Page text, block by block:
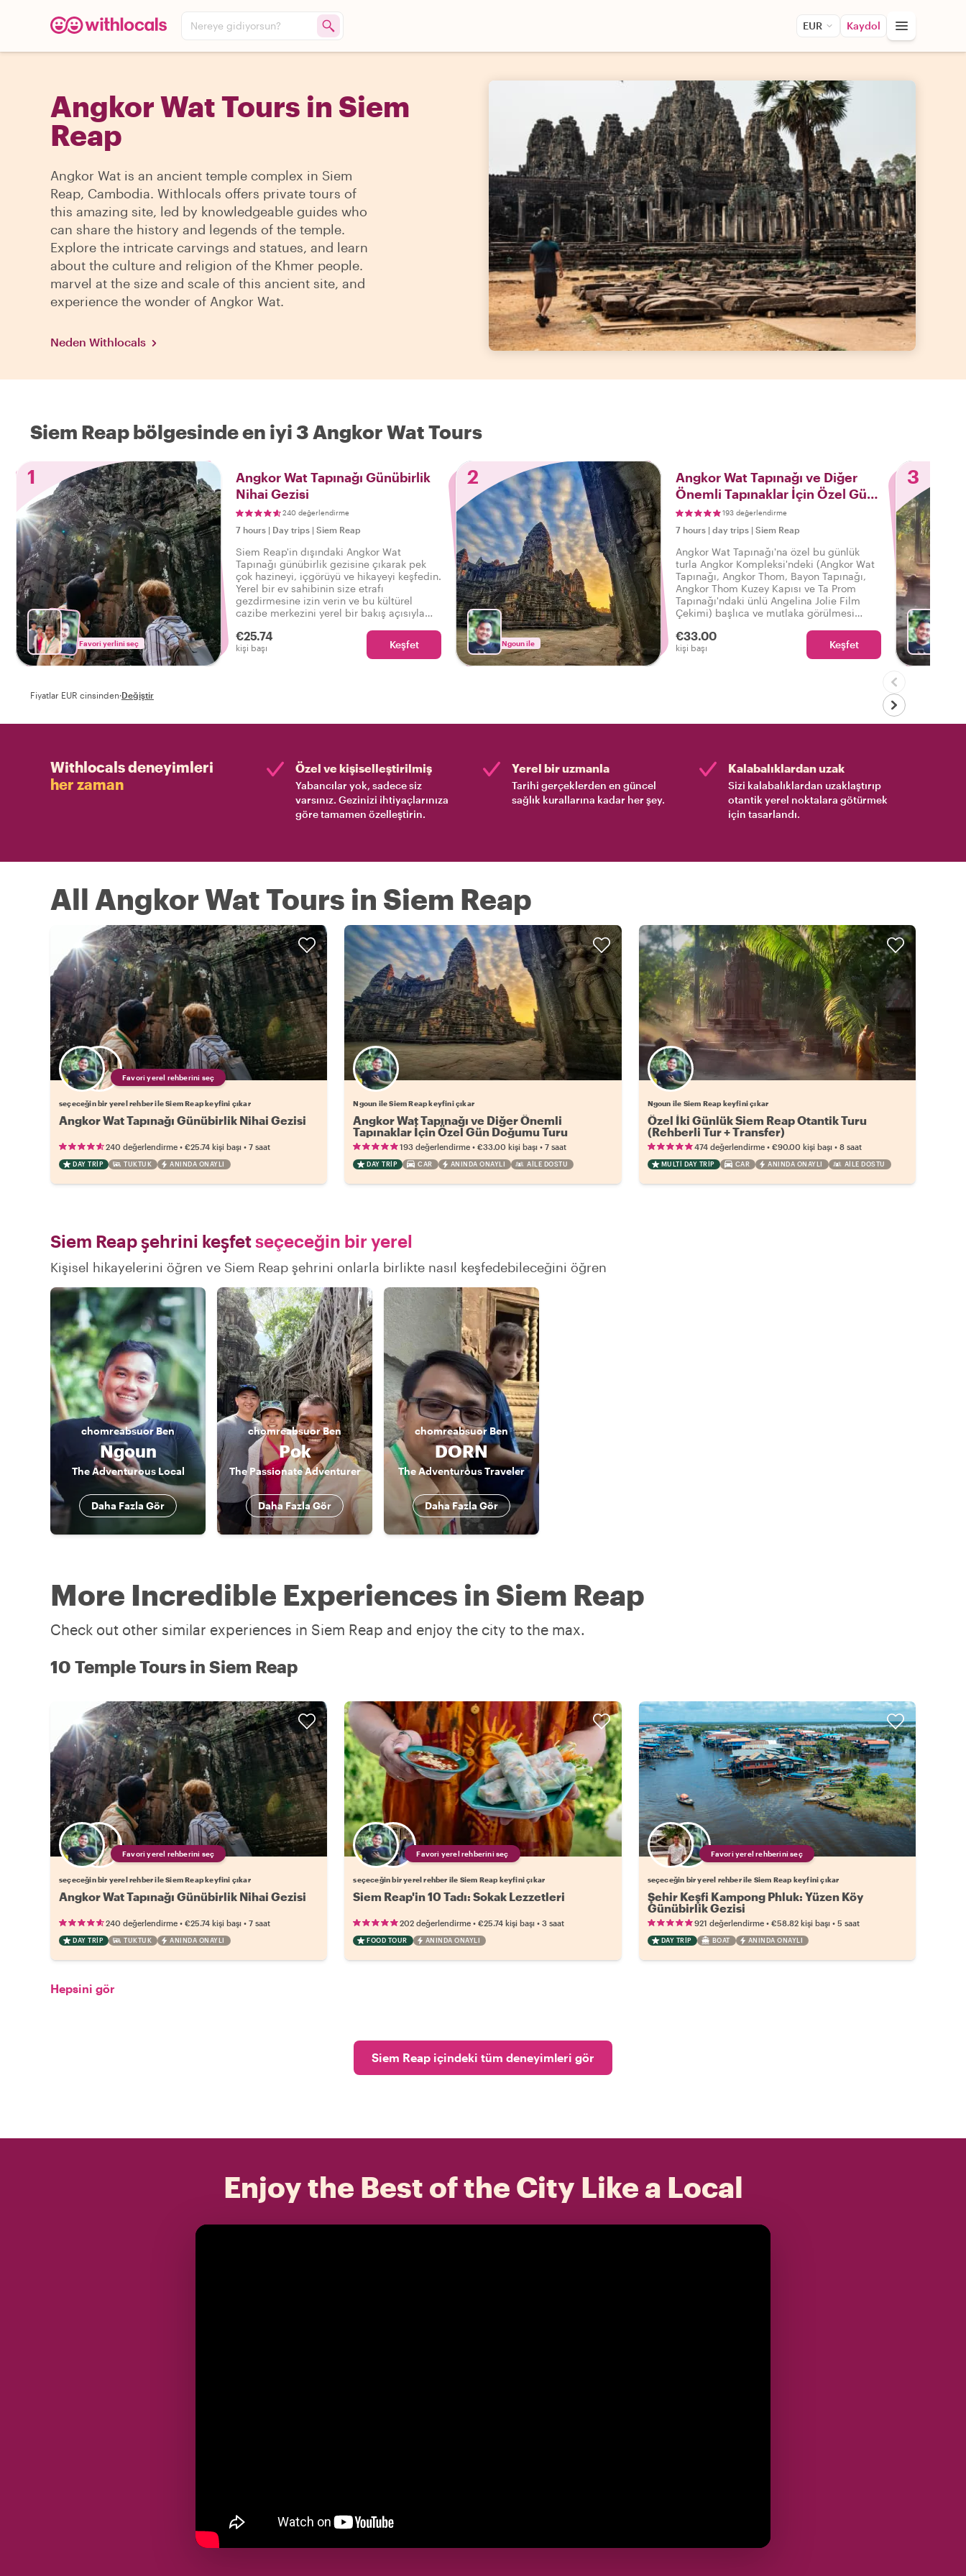
Nereye gidiyorsun? EUR Kaydol
Angkor Wat Tours in Siem
Reap
Angkor Wat is an ancient temple complex in Siem
Reap, Cambodia. Withlocals offers private tours of
this amazing site, led by knowledgeable guides who
can share the history and legends of the temple.
Explore the intricate carvings and statues, and learn
about the culture and religion of the Khmer people.
marvel at the size and scale of this ancient site, and
experience the wonder of Angkor Wat.
Neden Withlocals
Siem Reap bölgesinde en iyi 3 Angkor Wat Tours
1
Favori yerlini seç
Angkor Wat Tapınağı Günübirlik
Nihai Gezisi
240 değerlendirme
7 hours | Day trips | Siem Reap
Siem Reap'in dışındaki Angkor Wat
Tapınağı günübirlik gezisine çıkarak pek
çok hazineyi, içgörüyü ve hikayeyi keşfedin.
Yerel bir ev sahibinin size etrafı
gezdirmesine izin verin ve bu kültürel
cazibe merkezini yerel bir bakış açısıyla
Angkor Wat Tapınağı günübirlik gezisi
hediye edin - bu mutlaka yapılması
€25.74
kişi başı Keşfet
2
Ngoun ile
Angkor Wat Tapınağı ve Diğer
Önemli Tapınaklar İçin Özel Gün
Doğumu Turu
193 değerlendirme
7 hours | day trips | Siem Reap
Angkor Wat Tapınağı'na özel bu günlük
turla Angkor Kompleksi'ndeki (Angkor Wat
Tapınağı, Angkor Thom, Bayon Tapınağı,
Angkor Thom Kuzey Kapısı ve Ta Prom
Tapınağı'ndaki ünlü Angelina Jolie Film
Çekimi) başlıca ve mutlaka görülmesi
€33.00
kişi başı Keşfet
3
Fiyatlar EUR cinsinden·Değiştir
Withlocals deneyimleri
her zaman
Özel ve kişiselleştirilmiş
Yabancılar yok, sadece siz
varsınız. Gezinizi ihtiyaçlarınıza
göre tamamen özelleştirin.
Yerel bir uzmanla
Tarihi gerçeklerden en güncel
sağlık kurallarına kadar her şey.
Kalabalıklardan uzak
Sizi kalabalıklardan uzaklaştırıp
otantik yerel noktalara götürmek
için tasarlandı.
All Angkor Wat Tours in Siem Reap
Favori yerel rehberini seç
seçeceğin bir yerel rehber ile Siem Reap keyfini çıkar
Angkor Wat Tapınağı Günübirlik Nihai Gezisi
240 değerlendirme • €25.74 kişi başı • 7 saat
DAY TRIP TUKTUK ANINDA ONAYLI
Ngoun ile Siem Reap keyfini çıkar
Angkor Wat Tapınağı ve Diğer Önemli
Tapınaklar İçin Özel Gün Doğumu Turu
193 değerlendirme •€33.00 kişi başı •7 saat
DAY TRIP CAR ANINDA ONAYLI AILE DOSTU
Ngoun ile Siem Reap keyfini çıkar
Özel İki Günlük Siem Reap Otantik Turu
(Rehberli Tur + Transfer)
474 değerlendirme• €90.00 kişi başı• 8 saat
MULTI DAY TRIP CAR ANINDA ONAYLI AILE DOSTU
Siem Reap şehrini keşfetseçeceğin bir yerel
Kişisel hikayelerini öğren ve Siem Reap şehrini onlarla birlikte nasıl keşfedebileceğini öğren
chomreabsuorBen
Ngoun
The Adventurous Local
Daha Fazla Gör
chomreabsuorBen
Pok
The Passionate Adventurer
Daha Fazla Gör
chomreabsuor Ben
DORN
The Adventurous Traveler
Daha Fazla Gör
More Incredible Experiences in Siem Reap
Check out other similar experiences in Siem Reap and enjoy the city to the max.
10 Temple Tours in Siem Reap
Favori yerel rehberini seç
seçeceğin bir yerel rehber ile Siem Reap keyfini çıkar
Angkor Wat Tapınağı Günübirlik Nihai Gezisi
240 değerlendirme • €25.74 kişi başı • 7 saat
DAY TRIP TUKTUK ANINDA ONAYLI
Favori yerel rehberini seç
seçeceğin bir yerel rehber ile Siem Reap keyfini çıkar
Siem Reap'in 10 Tadı: Sokak Lezzetleri
202 değerlendirme •€25.74 kişi başı •3 saat
FOOD TOUR ANINDA ONAYLI
Favori yerel rehberini seç
seçeceğin bir yerel rehber ile Siem Reap keyfini çıkar
Şehir Keşfi Kampong Phluk: Yüzen Köy
Günübirlik Gezisi
921 değerlendirme• €58.82 kişi başı• 5 saat
DAY TRIP BOAT ANINDA ONAYLI
Hepsini gör
Siem Reap içindeki tüm deneyimleri gör
Enjoy the Best of the City Like a Local